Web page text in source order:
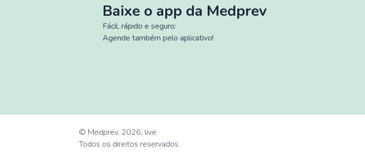
Baixe o app da Medprev
Fácil, rápido e seguro:
Agende também pelo aplicativo!
© Medprev, 2026, live
Todos os direitos reservados